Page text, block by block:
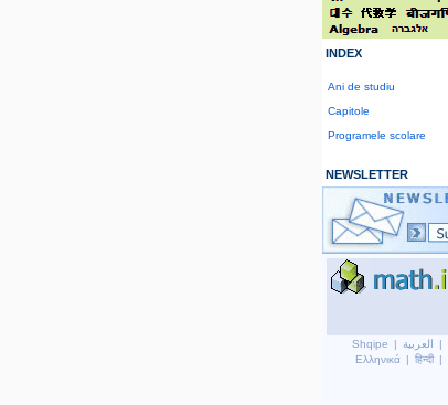
INDEX
Ani de studiu
Capitole
Programele scolare
NEWSLETTER
Shqipe | العربية |
Ελληνικά | हिन्दी |